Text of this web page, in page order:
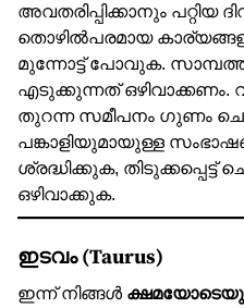
അവതരിപ്പിക്കാനും പറ്റിയ
തൊഴിൽപരമായ
മുന്നോട്ട് പോവുക.
എടുക്കുന്നത്
തുറന്ന സമീപനം ഗുണം
പങ്കാളിയുമായുള്ള
ശ്രദ്ധിക്കുക,
ഒഴിവാക്കുക.
ഇടവം (Taurus)
ഇന്ന് നിങ്ങൾ